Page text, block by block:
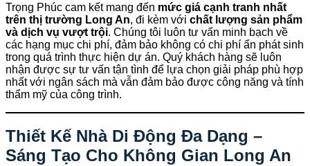
Trọng Phúc cam kết mang đến mức giá cạnh tranh nhất
trên thị trường Long An, đi kèm với chất lượng sản phẩm
và dịch vụ vượt trội. Chúng tôi luôn tư vấn minh bạch về
các hạng mục chi phí, đảm bảo không có chi phí ẩn phát sinh
trong quá trình thực hiện dự án. Quý khách hàng sẽ luôn
nhận được sự tư vấn tận tình để lựa chọn giải pháp phù hợp
nhất với ngân sách mà vẫn đảm bảo được công năng và tính
thẩm mỹ của công trình.
Thiết Kế Nhà Di Động Đa Dạng –
Sáng Tạo Cho Không Gian Long An